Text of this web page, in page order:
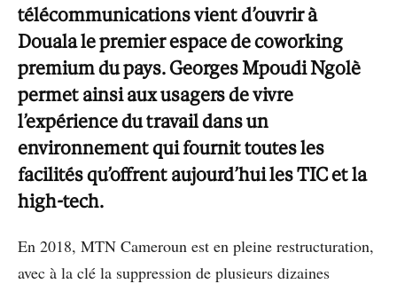
télécommunications vient d’ouvrir à
Douala le premier espace de coworking
premium du pays. Georges Mpoudi Ngolè
permet ainsi aux usagers de vivre
l’expérience du travail dans un
environnement qui fournit toutes les
facilités qu’offrent aujourd’hui les TIC et la
high-tech.
En 2018, MTN Cameroun est en pleine restructuration,
avec à la clé la suppression de plusieurs dizaines